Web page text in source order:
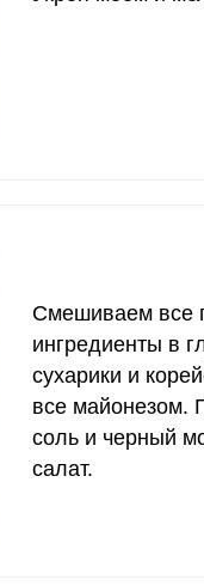
50 мкг
12 мг
Смешиваем все
ингредиенты в
сухарики и
все майонезом.
соль и черный
салат.